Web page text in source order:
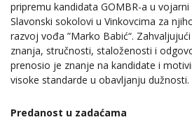
pripremu kandidata GOMBR-a u
Slavonski sokolovi u Vinkovcima za
razvoj vođa ”Marko Babić“.
znanja, stručnosti, staloženosti i
prenosio je znanje na kandidate i
visoke standarde u obavljanju dužnosti.
Predanost u zadaćama